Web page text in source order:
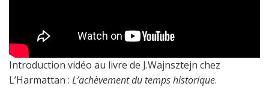
Introduction vidéo au livre de J.Wajnsztejn chez
L’Harmattan : L’achèvement du temps historique.